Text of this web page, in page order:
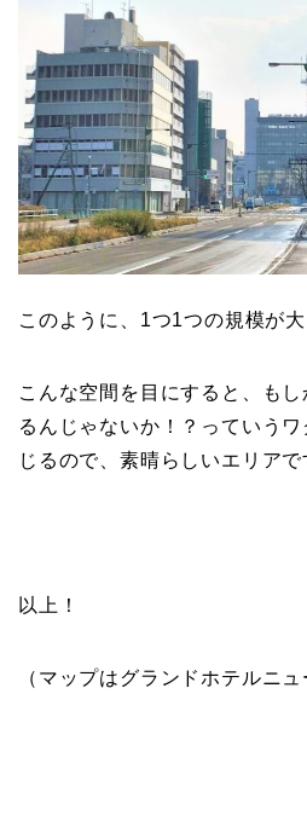
このように、1つ1つの規模が
こんな空間を目にすると、も
るんじゃないか！？っていう
じるので、素晴らしいエリアで
以上！
（マップはグランドホテルニュ